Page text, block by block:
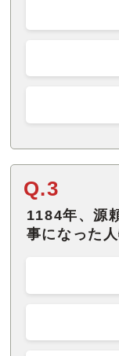
Q.3
1184年、源
事になった